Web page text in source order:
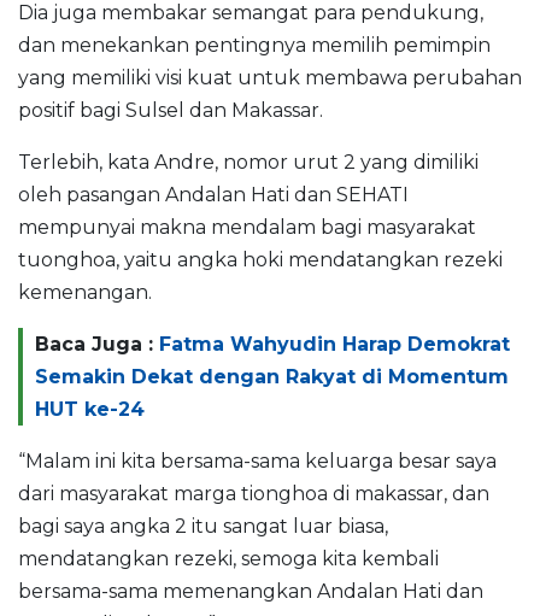
Dia juga membakar semangat para pendukung,
dan menekankan pentingnya memilih pemimpin
yang memiliki visi kuat untuk membawa perubahan
positif bagi Sulsel dan Makassar.
Terlebih, kata Andre, nomor urut 2 yang dimiliki
oleh pasangan Andalan Hati dan SEHATI
mempunyai makna mendalam bagi masyarakat
tuonghoa, yaitu angka hoki mendatangkan rezeki
kemenangan.
Baca Juga : Fatma Wahyudin Harap Demokrat
Semakin Dekat dengan Rakyat di Momentum
HUT ke-24
“Malam ini kita bersama-sama keluarga besar saya
dari masyarakat marga tionghoa di makassar, dan
bagi saya angka 2 itu sangat luar biasa,
mendatangkan rezeki, semoga kita kembali
bersama-sama memenangkan Andalan Hati dan